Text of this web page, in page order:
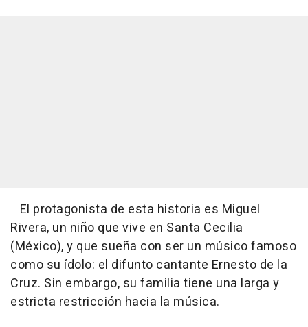
El protagonista de esta historia es Miguel
Rivera, un niño que vive en Santa Cecilia
(México), y que sueña con ser un músico famoso
como su ídolo: el difunto cantante Ernesto de la
Cruz. Sin embargo, su familia tiene una larga y
estricta restricción hacia la música.